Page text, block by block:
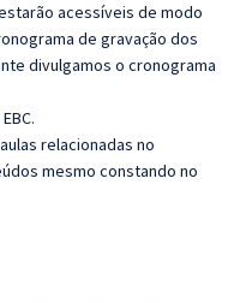
acessíveis de modo
de gravação dos
divulgamos o cronograma
relacionadas no
mesmo constando no